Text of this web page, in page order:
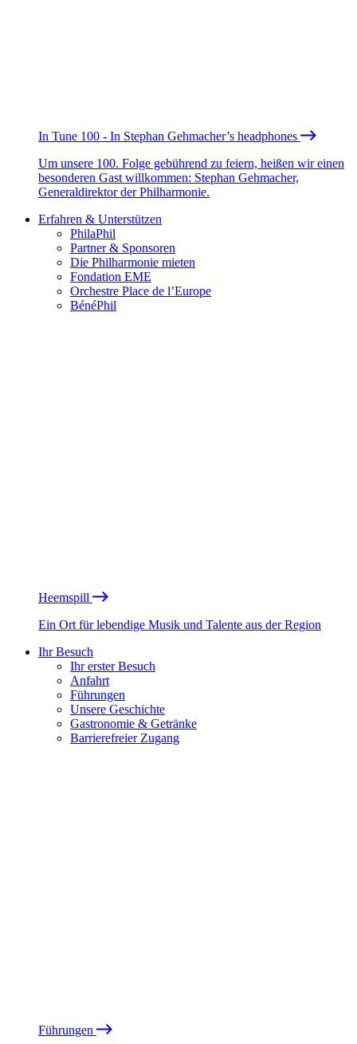
In Tune 100 - In Stephan Gehmacher’s headphones
Um unsere 100. Folge gebührend zu feiern, heißen wir einen
besonderen Gast willkommen: Stephan Gehmacher,
Generaldirektor der Philharmonie.
Erfahren & Unterstützen
PhilaPhil
Partner & Sponsoren
Die Philharmonie mieten
Fondation EME
Orchestre Place de l’Europe
BénéPhil
Heemspill
Ein Ort für lebendige Musik und Talente aus der Region
Ihr Besuch
Ihr erster Besuch
Anfahrt
Führungen
Unsere Geschichte
Gastronomie & Getränke
Barrierefreier Zugang
Führungen